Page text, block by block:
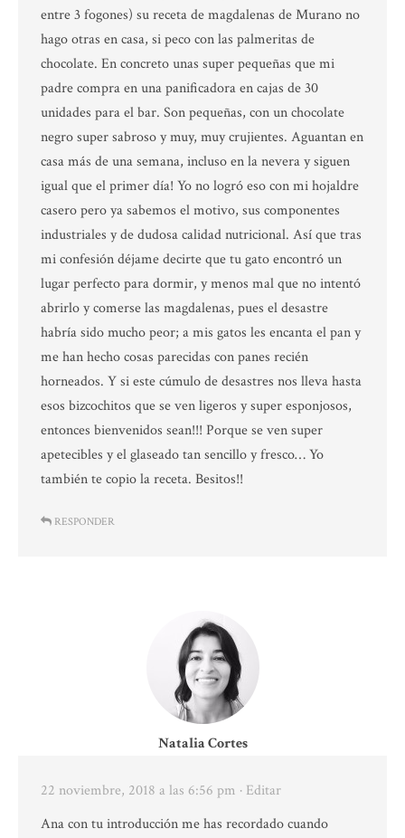
entre 3 fogones) su receta de magdalenas de Murano no
hago otras en casa, si peco con las palmeritas de
chocolate. En concreto unas super pequeñas que mi
padre compra en una panificadora en cajas de 30
unidades para el bar. Son pequeñas, con un chocolate
negro super sabroso y muy, muy crujientes. Aguantan en
casa más de una semana, incluso en la nevera y siguen
igual que el primer día! Yo no logró eso con mi hojaldre
casero pero ya sabemos el motivo, sus componentes
industriales y de dudosa calidad nutricional. Así que tras
mi confesión déjame decirte que tu gato encontró un
lugar perfecto para dormir, y menos mal que no intentó
abrirlo y comerse las magdalenas, pues el desastre
habría sido mucho peor; a mis gatos les encanta el pan y
me han hecho cosas parecidas con panes recién
horneados. Y si este cúmulo de desastres nos lleva hasta
esos bizcochitos que se ven ligeros y super esponjosos,
entonces bienvenidos sean!!! Porque se ven super
apetecibles y el glaseado tan sencillo y fresco… Yo
también te copio la receta. Besitos!!
RESPONDER
Natalia Cortes
22 noviembre, 2018 a las 6:56 pm · Editar
Ana con tu introducción me has recordado cuando